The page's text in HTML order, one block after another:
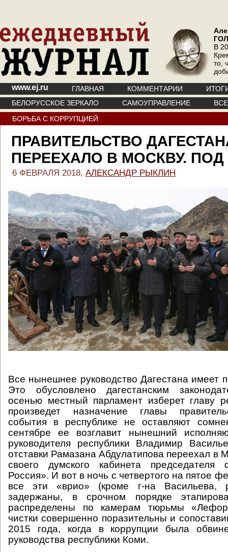
В
то,
www.ej.ru ГЛАВНАЯ КОММЕНТАРИИ
БЕЛОРУССКОЕ ЗЕРКАЛО
САМОУПРАВЛЕНИЕ
БОРЬБА С КОРРУПЦИЕЙ
ПРАВИТЕЛЬСТВО
ПЕРЕЕХАЛО В МОСКВУ.
6 ФЕВРАЛЯ 2018, АЛЕКСАНДР РЫКЛИН
Все нынешнее руководство Дагестана имеет
Это обусловлено дагестанским
осенью местный парламент изберет главу
произведет назначение главы
события в республике не оставляют
сентябре ее возглавит нынешний
руководителя республики Владимир
отставки Рамазана Абдулатипова переехал в
своего думского кабинета председателя
Россия». И вот в ночь с четвертого на пятое
все эти «врио» (кроме г-на Васильева,
задержаны, в срочном порядке
распределены по камерам тюрьмы
чистки совершенно поразительны и
2015 года, когда в коррупции была
руководства республики Коми.